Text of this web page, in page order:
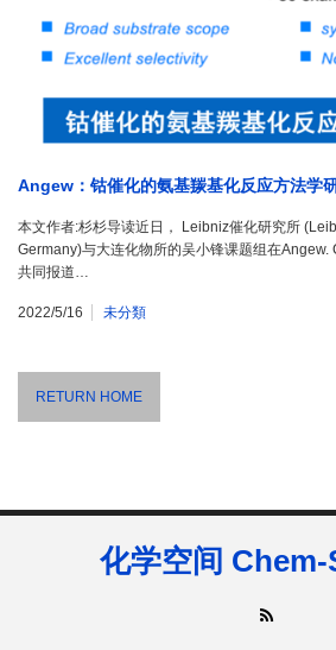
Angew：钴催化的氨基羰基化反应方法学
本文作者:杉杉导读近日， Leibniz催化研究所
Germany)与大连化物所的吴小锋课题组在Angew.
共同报道…
2022/5/16 未分類
RETURN HOME
化学空间